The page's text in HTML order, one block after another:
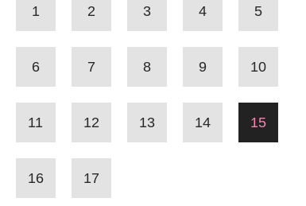
1 2 3 4 5
6 7 8 9 10
11 12 13 14 15
16 17